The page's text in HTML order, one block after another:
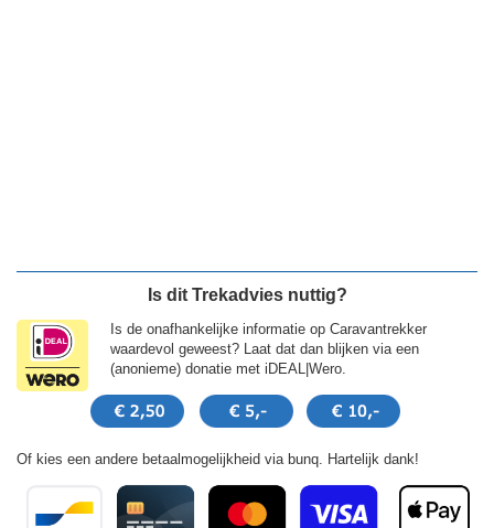
Is dit Trekadvies nuttig?
Is de onafhankelijke informatie op Caravantrekker
waardevol geweest? Laat dat dan blijken via een
(anonieme) donatie met iDEAL|Wero.
Of kies een andere betaalmogelijkheid via bunq. Hartelijk dank!